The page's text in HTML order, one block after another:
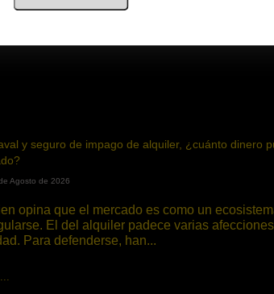
Agosto de 2026
El del alquiler padece varias
Para defenderse, han...